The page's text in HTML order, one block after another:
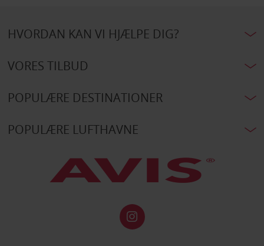
HVORDAN KAN VI HJÆLPE DIG?
VORES TILBUD
POPULÆRE DESTINATIONER
POPULÆRE LUFTHAVNE